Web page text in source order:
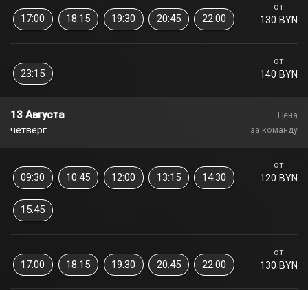
от
130 BYN
17:00 18:15 19:30 20:45 22:00
от
140 BYN
23:15
13 Августа
четверг
Цена
за команду
от
120 BYN
09:30 10:45 12:00 13:15 14:30
15:45
от
130 BYN
17:00 18:15 19:30 20:45 22:00